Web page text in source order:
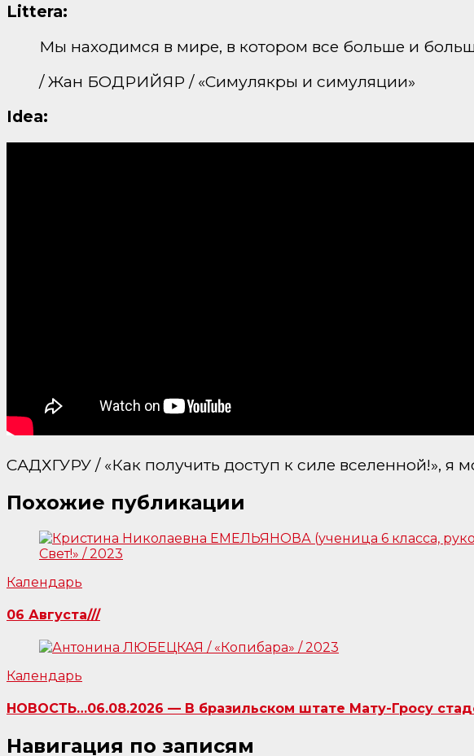
Littera:
Мы находимся в мире, в котором все больше и
/ Жан БОДРИЙЯР / «Симулякры и симуляции»
Idea:
САДХГУРУ / «Как получить доступ к силе вселенной!»,
Похожие публикации
Календарь
06 Августа///
Календарь
НОВОСТЬ…06.08.2026 — В бразильском штате Мату-Гросу
Навигация по записям